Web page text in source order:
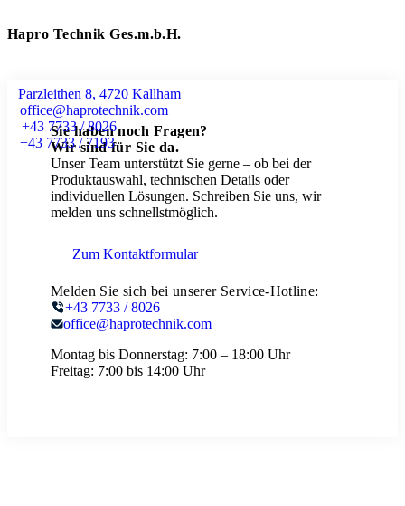
Hapro Technik Ges.m.b.H.
Parzleithen 8, 4720 Kallham
office@haprotechnik.com
+43 7733 / 8026
+43 7733 / 7193
Sie haben noch Fragen?
Wir sind für Sie da.
Unser Team unterstützt Sie gerne – ob bei der
Produktauswahl, technischen Details oder
individuellen Lösungen. Schreiben Sie uns, wir
melden uns schnellstmöglich.
Zum Kontaktformular
Melden Sie sich bei unserer Service-Hotline:
+43 7733 / 8026
office@haprotechnik.com
Montag bis Donnerstag: 7:00 – 18:00 Uhr
Freitag: 7:00 bis 14:00 Uhr